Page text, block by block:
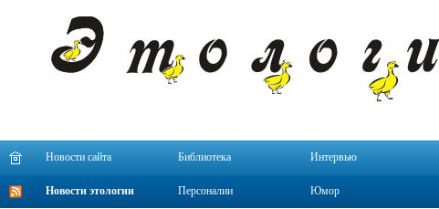
Новости сайта Библиотека Интервью
Новости этологии Персоналии Юмор